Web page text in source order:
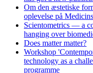
Om den æstetiske
oplevelse på
Scientometrics — a
hanging over
Does matter matter?
Workshop
technology as a
programme